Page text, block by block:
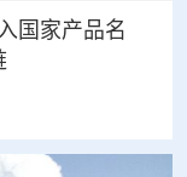
国家产品名